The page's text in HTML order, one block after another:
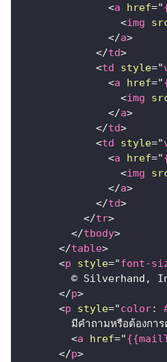
<a href="
<img
</a>
</td>
<td style="
<a href="
<img
</a>
</td>
<td style="
<a href="
<img
</a>
</td>
</tr>
</tbody>
</table>
<p style="font-
© Silverhand,
</p>
<p style="color:
มีคำถามหรือต้องกา
<a href="
</p>